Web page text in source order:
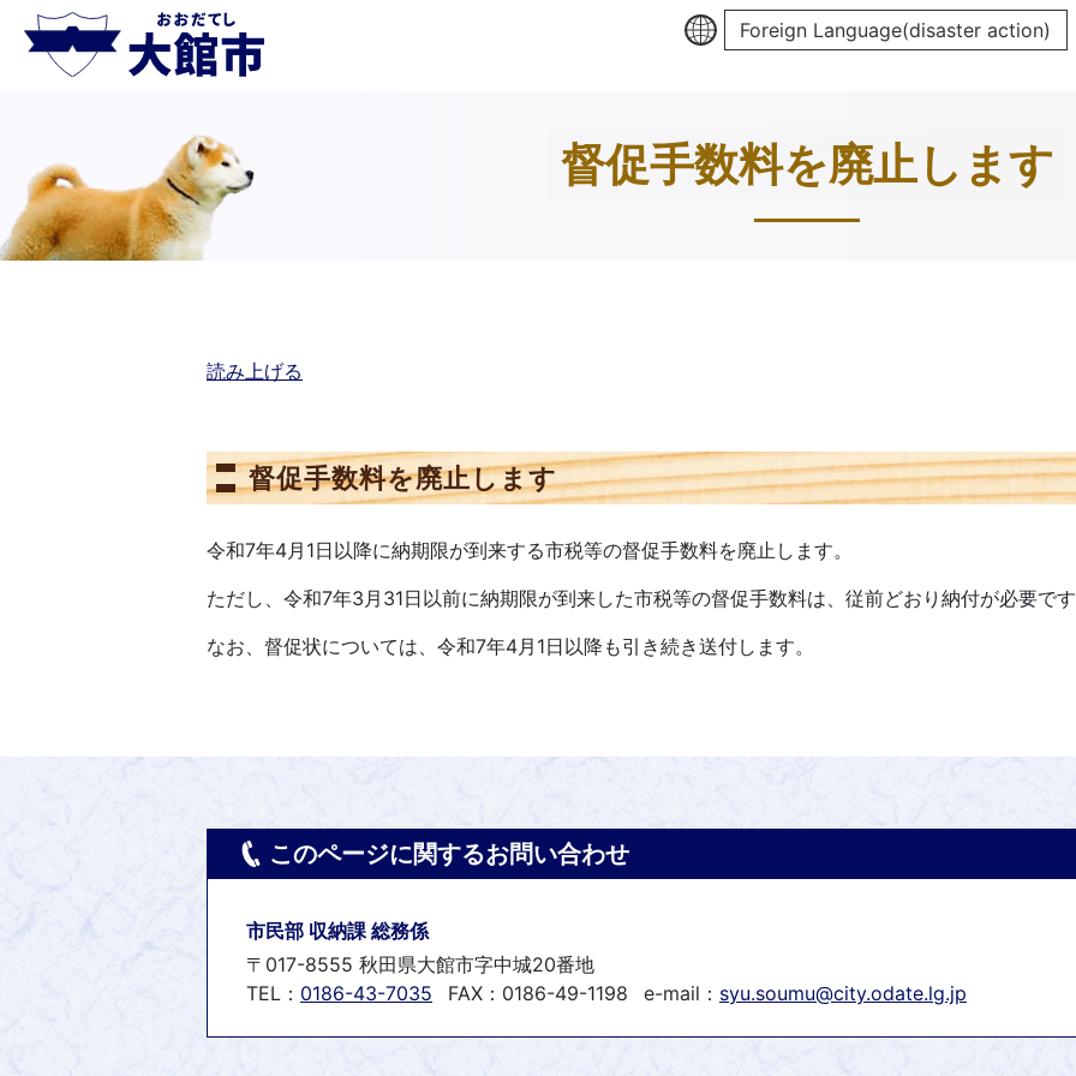
Foreign Language(disaster action)
督促手数料を廃止します
読み上げる
督促手数料を廃止します
令和7年4月1日以降に納期限が到来する市税等の督促手数料を廃止します。
ただし、令和7年3月31日以前に納期限が到来した市税等の督促手数料は、従前どおり納付が必要で
なお、督促状については、令和7年4月1日以降も引き続き送付します。
このページに関するお問い合わせ
市民部 収納課 総務係
〒017-8555 秋田県大館市字中城20番地
TEL： 0186-43-7035 FAX：0186-49-1198 e-mail： syu.soumu@city.odate.lg.jp